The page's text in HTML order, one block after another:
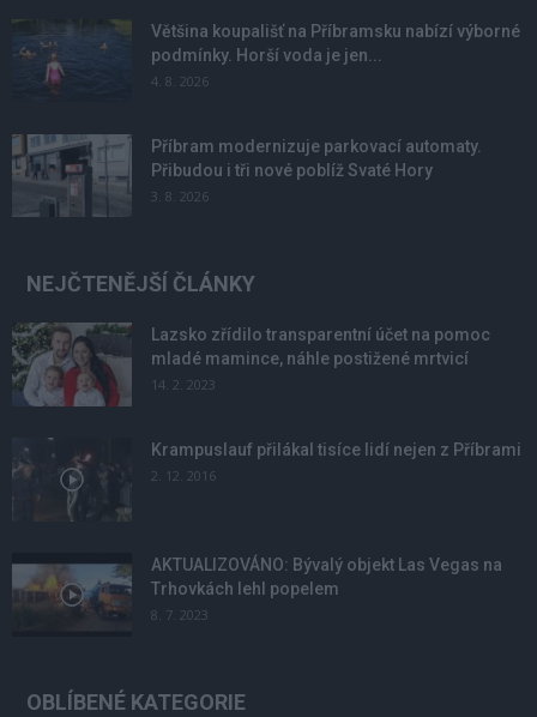
Většina koupališť na Příbramsku nabízí výborné
podmínky. Horší voda je jen...
4. 8. 2026
Příbram modernizuje parkovací automaty.
Přibudou i tři nové poblíž Svaté Hory
3. 8. 2026
NEJČTENĚJŠÍ ČLÁNKY
Lazsko zřídilo transparentní účet na pomoc
mladé mamince, náhle postižené mrtvicí
14. 2. 2023
Krampuslauf přilákal tisíce lidí nejen z Příbrami
2. 12. 2016
AKTUALIZOVÁNO: Bývalý objekt Las Vegas na
Trhovkách lehl popelem
8. 7. 2023
OBLÍBENÉ KATEGORIE